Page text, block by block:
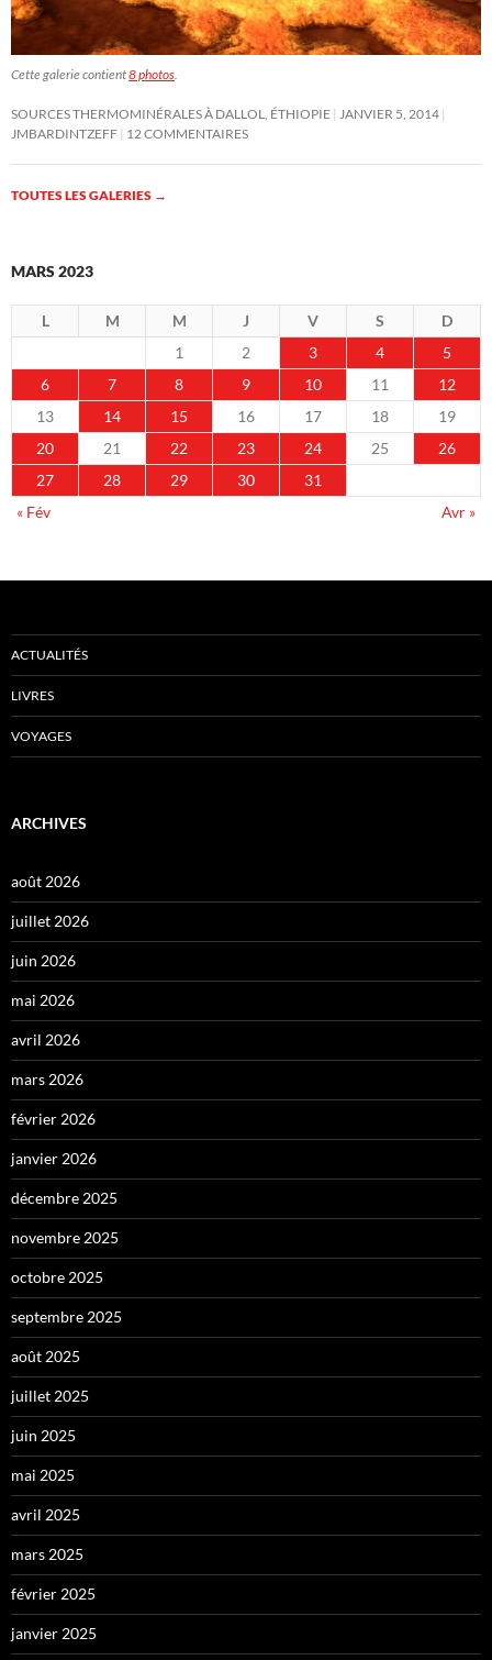
Cette galerie contient8 photos.
SOURCES THERMOMINÉRALES À DALLOL, ÉTHIOPIE JANVIER 5, 2014
JMBARDINTZEFF 12 COMMENTAIRES
TOUTES LES GALERIES →
MARS 2023
L M M J V S
D
1
2 3 4
5
6
7 8 9 10 11
12
13
14 15 16 17 18
19
20
21 22 23 24 25
26
27
28 29 30
31
« Fév
Avr »
ACTUALITÉS
LIVRES
VOYAGES
ARCHIVES
août 2026
juillet 2026
juin 2026
mai 2026
avril 2026
mars 2026
février 2026
janvier 2026
décembre 2025
novembre 2025
octobre 2025
septembre 2025
août 2025
juillet 2025
juin 2025
mai 2025
avril 2025
mars 2025
février 2025
janvier 2025